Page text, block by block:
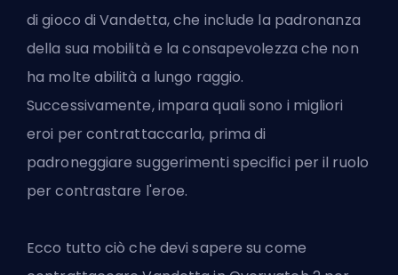
di gioco di Vandetta, che include la padronanza
della sua mobilità e la consapevolezza che non
ha molte abilità a lungo raggio.
Successivamente, impara quali sono i migliori
eroi per contrattaccarla, prima di
padroneggiare suggerimenti specifici per il ruolo
per contrastare l'eroe.
Ecco tutto ciò che devi sapere sucome